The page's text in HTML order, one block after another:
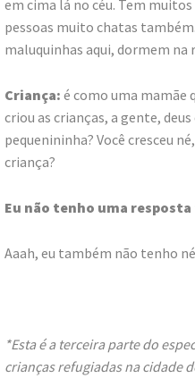
em cima lá no céu. Tem
pessoas muito chatas
maluquinhas aqui, dormem na
Criança: é como uma mamãe
criou as crianças, a gente,
pequenininha? Você cresceu
criança?
Eu não tenho uma
Aaah, eu também não tenho
*Esta é a terceira parte do
crianças refugiadas na cidade